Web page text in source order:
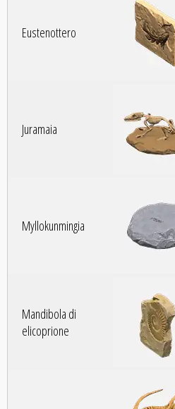
Eustenottero
Juramaia
Myllokunmingia
Mandibola di
elicoprione